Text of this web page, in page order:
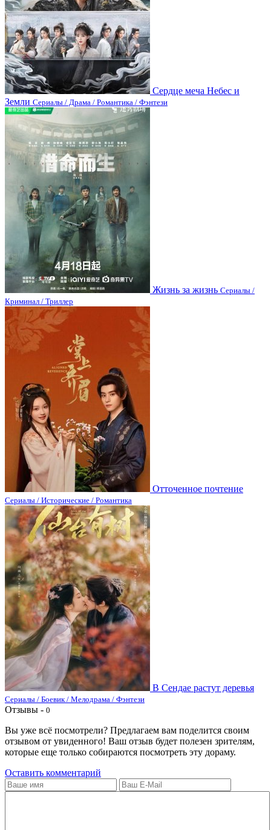
Сердце меча Небес и
Земли Сериалы / Драма / Романтика / Фэнтези
Жизнь за жизнь Сериалы /
Криминал / Триллер
Отточенное почтение
Сериалы / Исторические / Романтика
В Сендае растут деревья
Сериалы / Боевик / Мелодрама / Фэнтези
Отзывы - 0
Вы уже всё посмотрели? Предлагаем вам поделится своим
отзывом от увиденного! Ваш отзыв будет полезен зрителям,
которые еще только собираются посмотреть эту дораму.
Оставить комментарий